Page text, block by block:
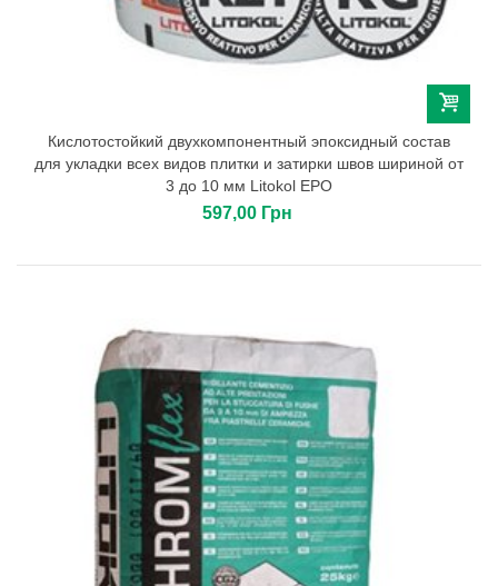
Кислотостойкий двухкомпонентный эпоксидный состав
для укладки всех видов плитки и затирки швов шириной от
3 до 10 мм Litokol EPO
597,00 Грн